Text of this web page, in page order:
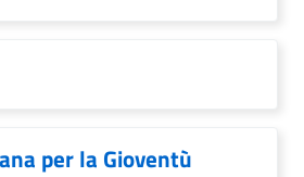
per la Gioventù